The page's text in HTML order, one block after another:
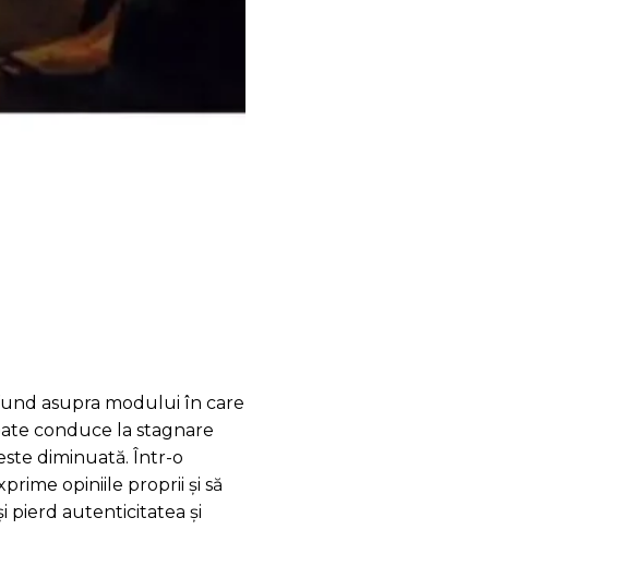
asupra modului în care
conduce la stagnare
diminuată. Într-o
opiniile proprii și să
pierd autenticitatea și